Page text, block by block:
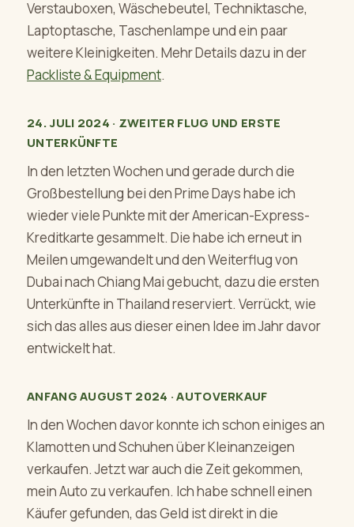
Verstauboxen, Wäschebeutel, Techniktasche,
Laptoptasche, Taschenlampe und ein paar
weitere Kleinigkeiten. Mehr Details dazu in der
Packliste & Equipment.
24. JULI 2024 · ZWEITER FLUG UND ERSTE
UNTERKÜNFTE
In den letzten Wochen und gerade durch die
Großbestellung bei den Prime Days habe ich
wieder viele Punkte mit der American-Express-
Kreditkarte gesammelt. Die habe ich erneut in
Meilen umgewandelt und den Weiterflug von
Dubai nach Chiang Mai gebucht, dazu die ersten
Unterkünfte in Thailand reserviert. Verrückt, wie
sich das alles aus dieser einen Idee im Jahr davor
entwickelt hat.
ANFANG AUGUST 2024 · AUTOVERKAUF
In den Wochen davor konnte ich schon einiges an
Klamotten und Schuhen über Kleinanzeigen
verkaufen. Jetzt war auch die Zeit gekommen,
mein Auto zu verkaufen. Ich habe schnell einen
Käufer gefunden, das Geld ist direkt in die